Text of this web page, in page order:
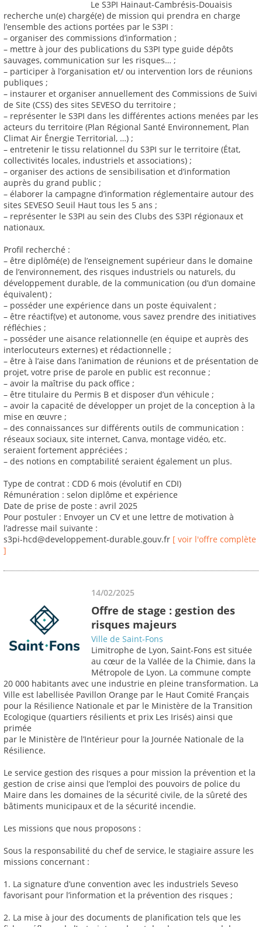
Le S3PI Hainaut-Cambrésis-Douaisis
recherche un(e) chargé(e) de mission qui prendra en charge
l’ensemble des actions portées par le S3PI :
– organiser des commissions d’information ;
– mettre à jour des publications du S3PI type guide dépôts
sauvages, communication sur les risques… ;
– participer à l’organisation et/ ou intervention lors de réunions
publiques ;
– instaurer et organiser annuellement des Commissions de Suivi
de Site (CSS) des sites SEVESO du territoire ;
– représenter le S3PI dans les différentes actions menées par les
acteurs du territoire (Plan Régional Santé Environnement, Plan
Climat Air Énergie Territorial, …) ;
– entretenir le tissu relationnel du S3PI sur le territoire (État,
collectivités locales, industriels et associations) ;
– organiser des actions de sensibilisation et d’information
auprès du grand public ;
– élaborer la campagne d’information réglementaire autour des
sites SEVESO Seuil Haut tous les 5 ans ;
– représenter le S3PI au sein des Clubs des S3PI régionaux et
nationaux.
Profil recherché :
– être diplômé(e) de l’enseignement supérieur dans le domaine
de l’environnement, des risques industriels ou naturels, du
développement durable, de la communication (ou d’un domaine
équivalent) ;
– posséder une expérience dans un poste équivalent ;
– être réactif(ve) et autonome, vous savez prendre des initiatives
réfléchies ;
– posséder une aisance relationnelle (en équipe et auprès des
interlocuteurs externes) et rédactionnelle ;
– être à l’aise dans l’animation de réunions et de présentation de
projet, votre prise de parole en public est reconnue ;
– avoir la maîtrise du pack office ;
– être titulaire du Permis B et disposer d’un véhicule ;
– avoir la capacité de développer un projet de la conception à la
mise en œuvre ;
– des connaissances sur différents outils de communication :
réseaux sociaux, site internet, Canva, montage vidéo, etc.
seraient fortement appréciées ;
– des notions en comptabilité seraient également un plus.
Type de contrat : CDD 6 mois (évolutif en CDI)
Rémunération : selon diplôme et expérience
Date de prise de poste : avril 2025
Pour postuler : Envoyer un CV et une lettre de motivation à
l’adresse mail suivante :
s3pi-hcd@developpement-durable.gouv.fr [ voir l'offre complète
]
14/02/2025
Offre de stage : gestion des
risques majeurs
Ville de Saint-Fons
Limitrophe de Lyon, Saint-Fons est située
au cœur de la Vallée de la Chimie, dans la
Métropole de Lyon. La commune compte
20 000 habitants avec une industrie en pleine transformation. La
Ville est labellisée Pavillon Orange par le Haut Comité Français
pour la Résilience Nationale et par le Ministère de la Transition
Ecologique (quartiers résilients et prix Les Irisés) ainsi que
primée
par le Ministère de l’Intérieur pour la Journée Nationale de la
Résilience.
Le service gestion des risques a pour mission la prévention et la
gestion de crise ainsi que l’emploi des pouvoirs de police du
Maire dans les domaines de la sécurité civile, de la sûreté des
bâtiments municipaux et de la sécurité incendie.
Les missions que nous proposons :
Sous la responsabilité du chef de service, le stagiaire assure les
missions concernant :
1. La signature d’une convention avec les industriels Seveso
favorisant pour l’information et la prévention des risques ;
2. La mise à jour des documents de planification tels que les